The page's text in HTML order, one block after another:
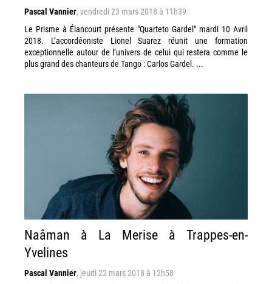
Pascal Vannier, vendredi 23 mars 2018 à 11h39
Le Prisme à Élancourt présente "Quarteto Gardel" mardi 10 Avril
2018. L’accordéoniste Lionel Suarez réunit une formation
exceptionnelle autour de l’univers de celui qui restera comme le
plus grand des chanteurs de Tango : Carlos Gardel. ...
Naâman à La Merise à Trappes-en-
Yvelines
Pascal Vannier, jeudi 22 mars 2018 à 12h58